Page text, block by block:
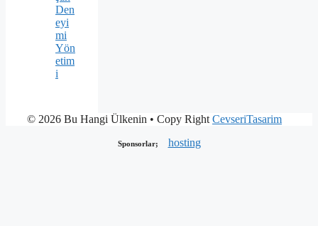
Den
eyi
mi
Yön
etim
i
© 2026 Bu Hangi Ülkenin • Copy Right CevseriTasarim
Sponsorlar; hosting